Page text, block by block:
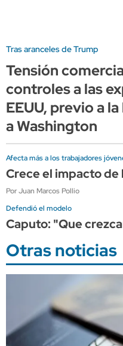
Tras aranceles de Trump
Tensión
controles a las
EEUU, previo a
a Washington
Afecta más a los trabajadores
Crece el impacto de
Por Juan Marcos Pollio
Defendió el modelo
Caputo: "Que
Otras noticias